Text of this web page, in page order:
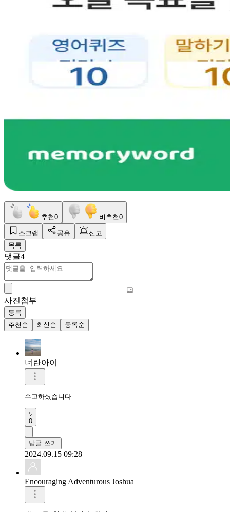
추천0 비추천0
스크랩 공유
신고
목록
댓글4
사진첨부
등록
추천순
최신순 등록순
너란아이
수고하셨습니다
0
답글 쓰기
2024.09.15 09:28
Encouraging Adventurous Joshua